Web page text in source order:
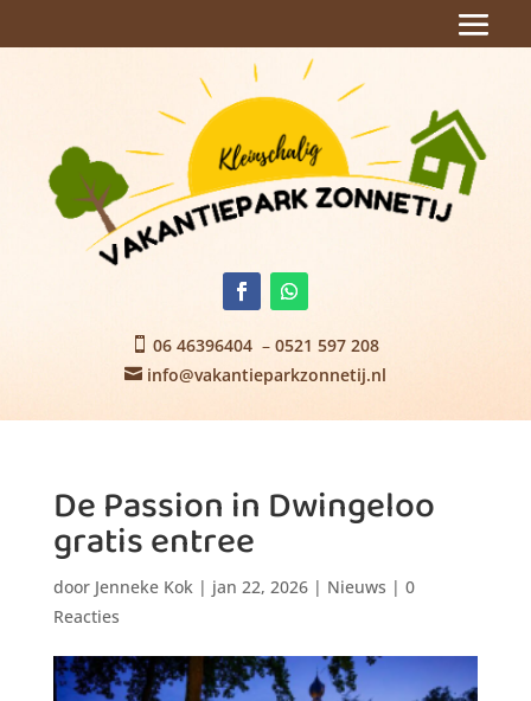
 06 46396404 – 0521 597 208
 info@vakantieparkzonnetij.nl
De Passion in Dwingeloo
gratis entree
door Jenneke Kok | jan 22, 2026| Nieuws | 0
Reacties